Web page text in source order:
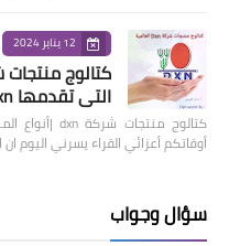
12 يناير 2024
التي تقدمها dxn
أوقاتكم أعزائي القراء يسرني اليوم
سؤال وجواب